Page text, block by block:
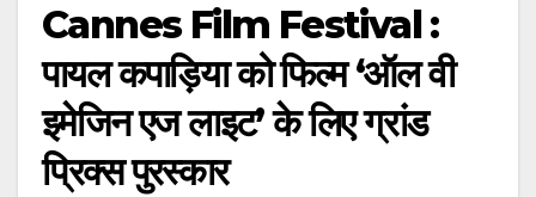
Cannes Film Festival :
पायल कपाड़िया को फिल्म ‘ऑल वी
इमेजिन एज लाइट’ के लिए ग्रांड
प्रिक्स पुरस्कार